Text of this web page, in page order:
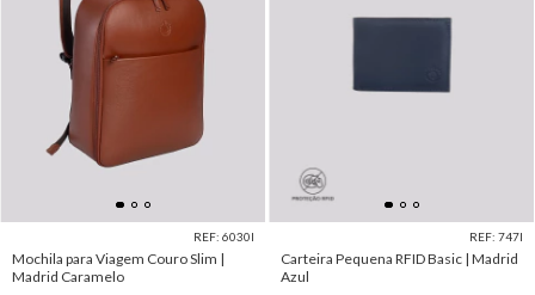
REF: 6030I
Mochila para Viagem Couro Slim |
Madrid Caramelo
REF: 747I
Carteira Pequena RFID Basic | Madrid
Azul